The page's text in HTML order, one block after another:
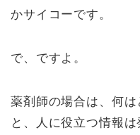
かサイコーです。
で、ですよ。
薬剤師の場合は、何
と、人に役立つ情報は